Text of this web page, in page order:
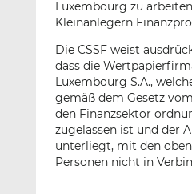
Luxembourg zu
Kleinanlegern
Die CSSF weist
dass die
Luxembourg S.A.,
gemäß dem Gesetz
den Finanzsektor
zugelassen ist und der
unterliegt, mit den
Personen nicht in